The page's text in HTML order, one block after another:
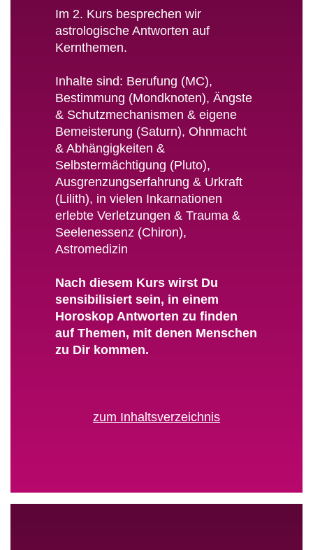
Im 2. Kurs besprechen wir
astrologische Antworten auf
Kernthemen.
Inhalte sind: Berufung (MC),
Bestimmung (Mondknoten), Ängste
& Schutzmechanismen & eigene
Bemeisterung (Saturn), Ohnmacht
& Abhängigkeiten &
Selbstermächtigung (Pluto),
Ausgrenzungserfahrung & Urkraft
(Lilith), in vielen Inkarnationen
erlebte Verletzungen & Trauma &
Seelenessenz (Chiron),
Astromedizin
Nach diesem Kurs wirst Du
sensibilisiert sein, in einem
Horoskop Antworten zu finden
auf Themen, mit denen Menschen
zu Dir kommen.
zum Inhaltsverzeichnis